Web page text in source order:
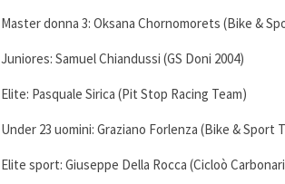
Master donna 3: Oksana Chornomorets (Bike &
Juniores: Samuel Chiandussi (GS Doni 2004)
Elite: Pasquale Sirica (Pit Stop Racing Team)
Under 23 uomini: Graziano Forlenza (Bike & Sport
Elite sport: Giuseppe Della Rocca (Cicloò